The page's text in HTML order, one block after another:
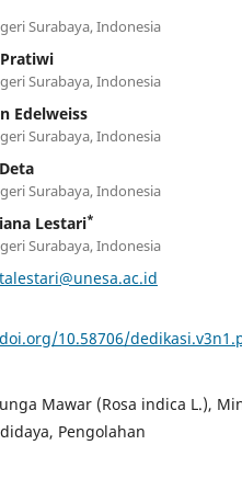
Surabaya, Indonesia
Surabaya, Indonesia
Edelweiss
Surabaya, Indonesia
Surabaya, Indonesia
Lestari*
Surabaya, Indonesia
10.58706/
Mawar (Rosa indica L.),
Pengolahan